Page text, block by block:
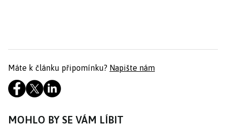
Máte k článku připomínku? Napište nám
MOHLO BY SE VÁM LÍBIT